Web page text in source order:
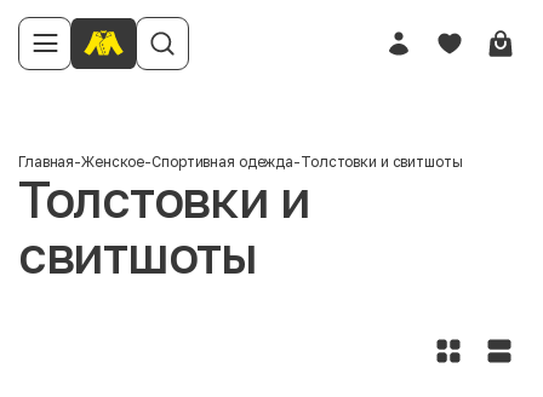
Главная-Женское-Спортивная одежда-Толстовки и свитшоты
Толстовки и
свитшоты